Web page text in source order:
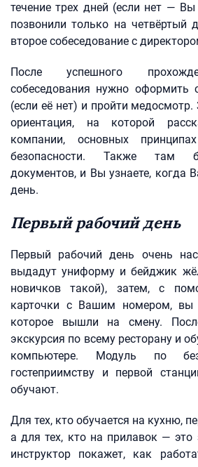
течение трех дней (если нет —
позвонили только на четвёртый
второе собеседование с
После успешного
собеседования нужно оформить
(если её нет) и пройти медосмотр.
ориентация, на которой
компании, основных
безопасности. Также там
документов, и Вы узнаете, когда
день.
Первый рабочий день
Первый рабочий день очень
выдадут униформу и бейджик
новичков такой), затем, с
карточки с Вашим номером, вы
которое вышли на смену.
экскурсия по всему ресторану и
компьютере. Модуль по
гостеприимству и первой
обучают.
Для тех, кто обучается на кухню,
а для тех, кто на прилавок — это
инструктор покажет, как